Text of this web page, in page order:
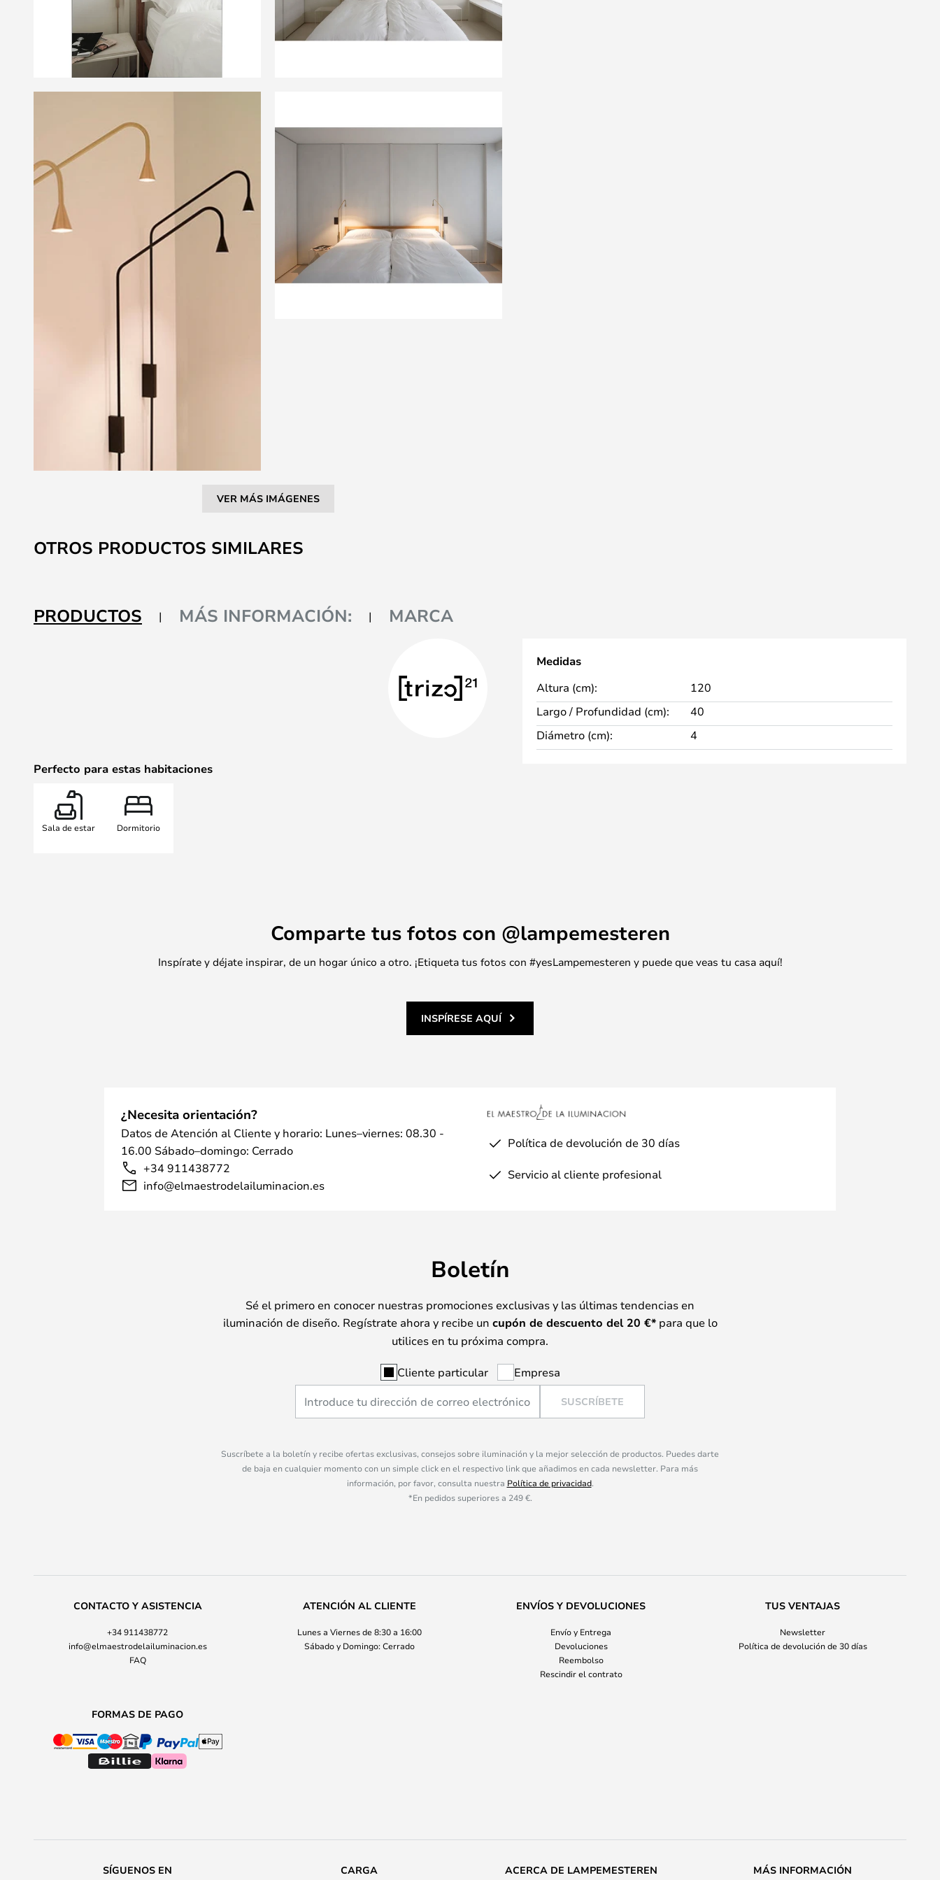
VER MÁS IMÁGENES
al
comienzo
galería
de
OTROS PRODUCTOS SIMILARES
PRODUCTOS MÁS INFORMACIÓN: MARCA
Perfecto para estas habitaciones
Sala de estar Dormitorio
Medidas
Altura (cm):
120
Largo / Profundidad (cm):
40
Diámetro (cm):
4
Comparte tus fotos con @lampemesteren
Inspírate y déjate inspirar, de un hogar único a otro. ¡Etiqueta tus fotos con #yesLampemesteren y puede que veas tu casa aquí!
INSPÍRESE AQUÍ
¿Necesita orientación?
Datos de Atención al Cliente y horario: Lunes–viernes: 08.30 -
16.00 Sábado–domingo: Cerrado
+34 911438772
info@elmaestrodelailuminacion.es
Política de devolución de 30 días
Servicio al cliente profesional
Boletín
Sé el primero en conocer nuestras promociones exclusivas y las últimas tendencias en
iluminación de diseño. Regístrate ahora y recibe un cupón de descuento del 20 €*para que lo
utilices en tu próxima compra.
Cliente particular Empresa
SUSCRÍBETE
Suscríbete a la boletín y recibe ofertas exclusivas, consejos sobre iluminación y la mejor selección de productos. Puedes darte
de baja en cualquier momento con un simple click en el respectivo link que añadimos en cada newsletter. Para más
información, por favor, consulta nuestra Política de privacidad.
*En pedidos superiores a 249 €.
CONTACTO Y ASISTENCIA
+34 911438772
info@elmaestrodelailuminacion.es
FAQ
ATENCIÓN AL CLIENTE
Lunes a Viernes de 8:30 a 16:00
Sábado y Domingo: Cerrado
ENVÍOS Y DEVOLUCIONES
Envío y Entrega
Devoluciones
Reembolso
Rescindir el contrato
TUS VENTAJAS
Newsletter
Política de devolución de 30 días
FORMAS DE PAGO
SÍGUENOS EN CARGA ACERCA DE LAMPEMESTEREN MÁS INFORMACIÓN